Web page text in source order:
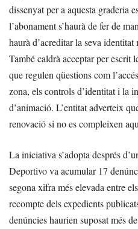
dissenyat per a aquesta graderia
l’abonament s’haurà de fer de
haurà d’acreditar la seva
També caldrà acceptar per escrit
que regulen qüestions com
zona, els controls d’identitat i la
d’animació. L’entitat adverteix
renovació si no es compleixen
La iniciativa s’adopta després
Deportivo va acumular 17
segona xifra més elevada entre
recompte dels expedients
denúncies haurien suposat més